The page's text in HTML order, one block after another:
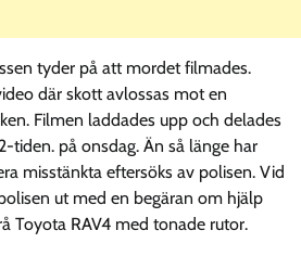
tyder på att mordet filmades.
där skott avlossas mot en
Filmen laddades upp och delades
tiden. på onsdag. Än så länge har
misstänkta eftersöks av polisen. Vid
ut med en begäran om hjälp
Toyota RAV4 med tonade rutor.